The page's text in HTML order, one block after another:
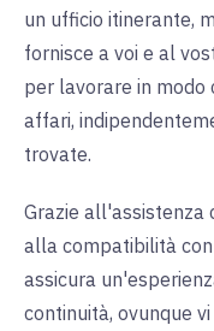
un ufficio itinerante,
fornisce a voi e al
per lavorare in modo
affari,
trovate.
Grazie all'assistenza
alla compatibilità con
assicura
continuità, ovunque